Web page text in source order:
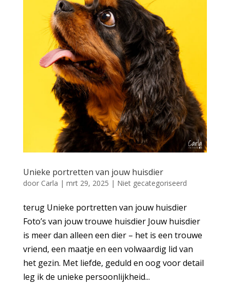
Unieke portretten van jouw huisdier
door Carla | mrt 29, 2025 | Niet gecategoriseerd
terug Unieke portretten van jouw huisdier
Foto’s van jouw trouwe huisdier Jouw huisdier
is meer dan alleen een dier – het is een trouwe
vriend, een maatje en een volwaardig lid van
het gezin. Met liefde, geduld en oog voor detail
leg ik de unieke persoonlijkheid...